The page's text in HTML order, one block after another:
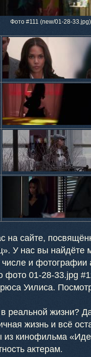
Фото #111 (new/01-28-33.jpg)
на сайте,
У нас вы найдёте
и фотографии
фото 01-28-33.jpg
Уилиса.
реальной жизни?
жизнь и всё
из кинофильма
актерам.